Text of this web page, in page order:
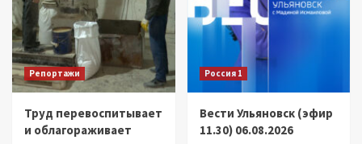
Репортажи
Труд перевоспитывает
и облагораживает
Россия 1
Вести Ульяновск (эфир
11.30) 06.08.2026